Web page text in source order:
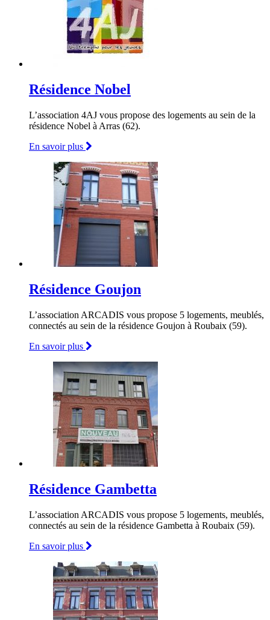
Résidence Nobel
L’association 4AJ vous propose des logements au sein de la
résidence Nobel à Arras (62).
En savoir plus
Résidence Goujon
L’association ARCADIS vous propose 5 logements, meublés,
connectés au sein de la résidence Goujon à Roubaix (59).
En savoir plus
Résidence Gambetta
L’association ARCADIS vous propose 5 logements, meublés,
connectés au sein de la résidence Gambetta à Roubaix (59).
En savoir plus